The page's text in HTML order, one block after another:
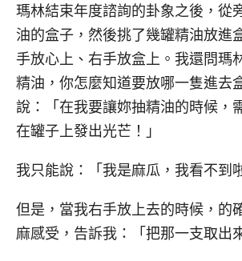
瑪林結束年度諮詢的卦象之後，從
油的盒子，然後挑了幾罐精油放進
手放心上、右手放盒上。我還問瑪
精油，你怎麼知道要放哪一隻進去
說：「在我要讓妳抽精油的時候，
在罐子上發出光芒！」
我只能說：「我是麻瓜，我看不到
但是，當我右手放上去的時候，的
麻感受，告訴我：「把那一支取出